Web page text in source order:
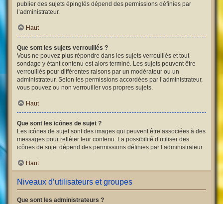
publier des sujets épinglés dépend des permissions définies par
l’administrateur.
Haut
Que sont les sujets verrouillés ?
Vous ne pouvez plus répondre dans les sujets verrouillés et tout
sondage y étant contenu est alors terminé. Les sujets peuvent être
verrouillés pour différentes raisons par un modérateur ou un
administrateur. Selon les permissions accordées par l’administrateur,
vous pouvez ou non verrouiller vos propres sujets.
Haut
Que sont les icônes de sujet ?
Les icônes de sujet sont des images qui peuvent être associées à des
messages pour refléter leur contenu. La possibilité d’utiliser des
icônes de sujet dépend des permissions définies par l’administrateur.
Haut
Niveaux d’utilisateurs et groupes
Que sont les administrateurs ?